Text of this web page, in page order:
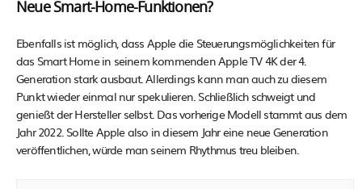
Neue Smart-Home-Funktionen?
Ebenfalls ist möglich, dass Apple die Steuerungsmöglichkeiten für
das Smart Home in seinem kommenden Apple TV 4K der 4.
Generation stark ausbaut. Allerdings kann man auch zu diesem
Punkt wieder einmal nur spekulieren. Schließlich schweigt und
genießt der Hersteller selbst. Das vorherige Modell stammt aus dem
Jahr 2022. Sollte Apple also in diesem Jahr eine neue Generation
veröffentlichen, würde man seinem Rhythmus treu bleiben.